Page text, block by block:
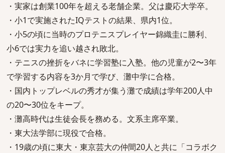
・実家は創業100年を超える老舗企業。父は慶応大学卒。
・小1で実施されたIQテストの結果、県内1位。
・小5の頃に当時のプロテニスプレイヤー錦織圭に勝利、
小6では実力を追い越され敗北。
・テニスの挫折をバネに学習塾に入塾。他の児童が2〜3年
で学習する内容を3か月で学び、灘中学に合格。
・国内トップレベルの秀才が集う灘で成績は学年200人中
の20〜30位をキープ。
・灘高時代は生徒会長を務める。文系主席卒業。
・東大法学部に現役で合格。
・19歳の頃に東大・東京芸大の仲間20人と共に「コラボク